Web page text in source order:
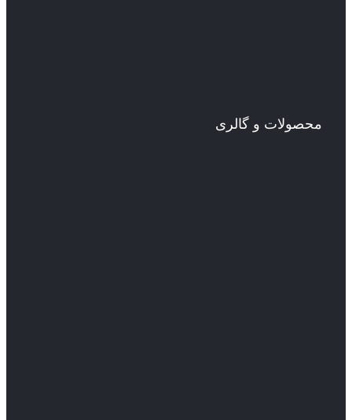
محصولات و گالری